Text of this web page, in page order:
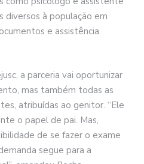
diversos à população em
e assistência
a parceria vai oportunizar
mas também todas as
atribuídas ao genitor. “Ele
o papel de pai. Mas,
de se fazer o exame
segue para a